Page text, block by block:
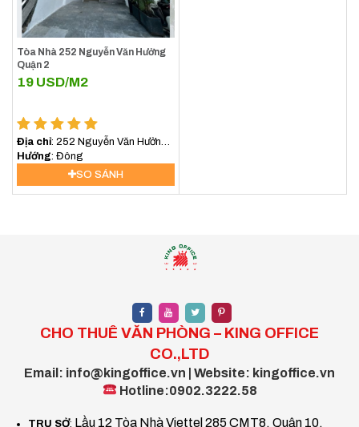
Tòa Nhà 252 Nguyễn Văn Hưởng
Quận 2
19 USD/M2
Địa chỉ: 252 Nguyễn Văn Hưởng,
An Khánh, Hồ Chí Minh, Việt Nam
Hướng : Đông
SO SÁNH
CHO THUÊ VĂN PHÒNG – KING OFFICE
CO.,LTD
Email: info@kingoffice.vn | Website: kingoffice.vn
Hotline:0902.3222.58
TRỤ SỞ: Lầu 12 Tòa Nhà Viettel 285 CMT8, Quận 10,